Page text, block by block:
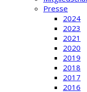
Presse
2024
2023
2021
2020
2019
2018
2017
2016